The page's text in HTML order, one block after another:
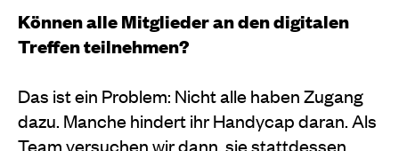
Können alle Mitglieder an den digitalen
Treffen teilnehmen?
Das ist ein Problem: Nicht alle haben Zugang
dazu. Manche hindert ihr Handycap daran. Als
Team versuchen wir dann, sie stattdessen